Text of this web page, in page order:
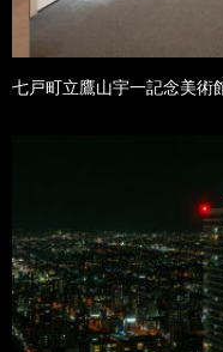
七戸町立鷹山宇一記念美術